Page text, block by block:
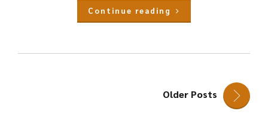
Continue reading
Older Posts